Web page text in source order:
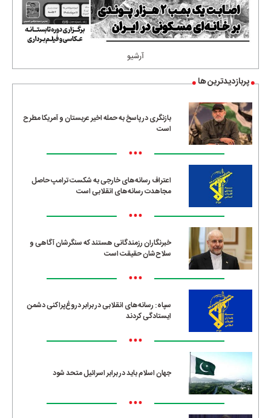
آرشیو
پربازدیدترین ها
بازنگری در پاسخ به حمله اخیر عربستان و آمریکا مطرح
است
•••
اعتراف رسانه‌های خارجی به شکست ترامپ حاصل
مجاهدت رسانه‌های انقلابی است
•••
خبرنگاران رزمندگانی هستند که سنگرشان آگاهی و
سلاح‌شان حقیقت است
•••
سپاه: رسانه‌های انقلابی در برابر دروغ‌پراکنی دشمن
ایستادگی کردند
•••
جهان اسلام باید در برابر اسرائیل متحد شود
•••